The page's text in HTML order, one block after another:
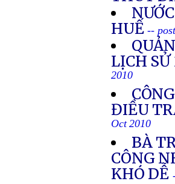
HUẾ--
LỊCH
2010
ĐIỀU
Oct 2010
BÀ
CÔNG
KHÓ DỄ